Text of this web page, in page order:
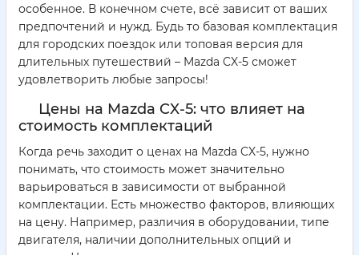
особенное. В конечном счете, всё зависит от ваших
предпочтений и нужд. Будь то базовая комплектация
для городских поездок или топовая версия для
длительных путешествий – Mazda CX-5 сможет
удовлетворить любые запросы!
Цены на Mazda CX-5: что влияет на
стоимость комплектаций
Когда речь заходит о ценах на Mazda CX-5, нужно
понимать, что стоимость может значительно
варьироваться в зависимости от выбранной
комплектации. Есть множество факторов, влияющих
на цену. Например, различия в оборудовании, типе
двигателя, наличии дополнительных опций и